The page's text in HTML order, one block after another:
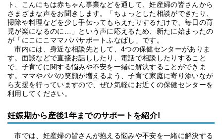
ト、こんにちは赤ちゃん事業などを通して、妊産婦の皆さんから
さまざまな声をお聞きします。「ちょっとした相談ができたり、
掃除や料理などを少し手伝ってもらえたりするだけで、毎日の育
児が楽になるのに…」という声に応えるため、新たに始まったの
が「にこにこママパパサポートふなばし」です。
市内には、身近な相談先として、4つの保健センターがありま
す。面談などで直接お話ししたり、電話で相談したりすること
で、子育てに関する悩みや不安を一緒に解決することができま
す。ママやパパの笑顔が増えるよう、子育て家庭に寄り添いなが
ら支援を行っていますので、ぜひ気軽にお近くの保健センターを
利用してください。
妊娠期から産後1年までのサポートを紹介!
市では、妊産婦の皆さんが抱える悩みや不安を一緒に解決する